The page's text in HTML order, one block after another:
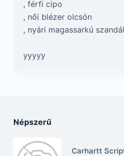
, férfi cipo
, női blézer olcsón
, nyári magassarkú
yyyyy
Népszerű
Carhartt